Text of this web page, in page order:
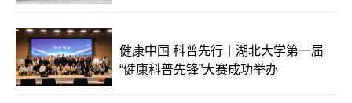
健康中国 科普先行丨湖北大学第一届
“健康科普先锋”大赛成功举办